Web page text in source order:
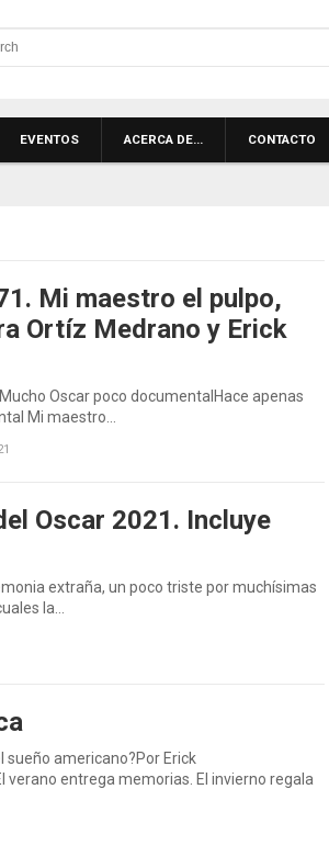
EVENTOS ACERCA DE… CONTACTO
Mi maestro el pulpo,
Ortíz Medrano y Erick
Oscar poco documentalHace apenas
Mi maestro…
Oscar 2021. Incluye
extraña, un poco triste por muchísimas
la…
sueño americano?Por Erick
verano entrega memorias. El invierno regala